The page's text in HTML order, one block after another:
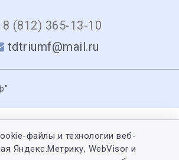
8 (812) 365-13-10
tdtriumf@mail.ru
файлы и технологии веб-
Яндекс.Метрику, WebVisor и